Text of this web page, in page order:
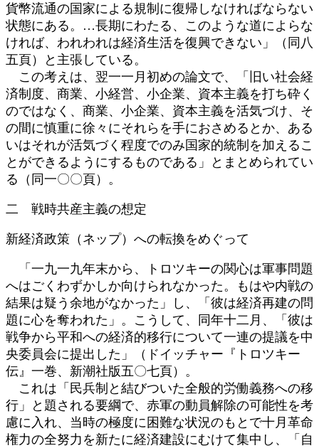
貨幣流通の国家による規制に復帰しなければならない
状態にある。…長期にわたる、このような道によらな
ければ、われわれは経済生活を復興できない」（同八
五頁）と主張している。
この考えは、翌一一月初めの論文で、「旧い社会経
済制度、商業、小経営、小企業、資本主義を打ち砕く
のではなく、商業、小企業、資本主義を活気づけ、そ
の間に慎重に徐々にそれらを手におさめるとか、ある
いはそれが活気づく程度でのみ国家的統制を加えるこ
とができるようにするものである」とまとめられてい
る（同一〇〇頁）。
二 戦時共産主義の想定
新経済政策（ネップ）への転換をめぐって
「一九一九年末から、トロツキーの関心は軍事問題
へはごくわずかしか向けられなかった。もはや内戦の
結果は疑う余地がなかった」し、「彼は経済再建の問
題に心を奪われた」。こうして、同年十二月、「彼は
戦争から平和への経済的移行について一連の提議を中
央委員会に提出した」（ドイッチャー『トロツキー
伝』一巻、新潮社版五〇七頁）。
これは「民兵制と結びついた全般的労働義務への移
行」と題される要綱で、赤軍の動員解除の可能性を考
慮に入れ、当時の極度に困難な状況のもとで十月革命
権力の全努力を新たに経済建設にむけて集中し、「自